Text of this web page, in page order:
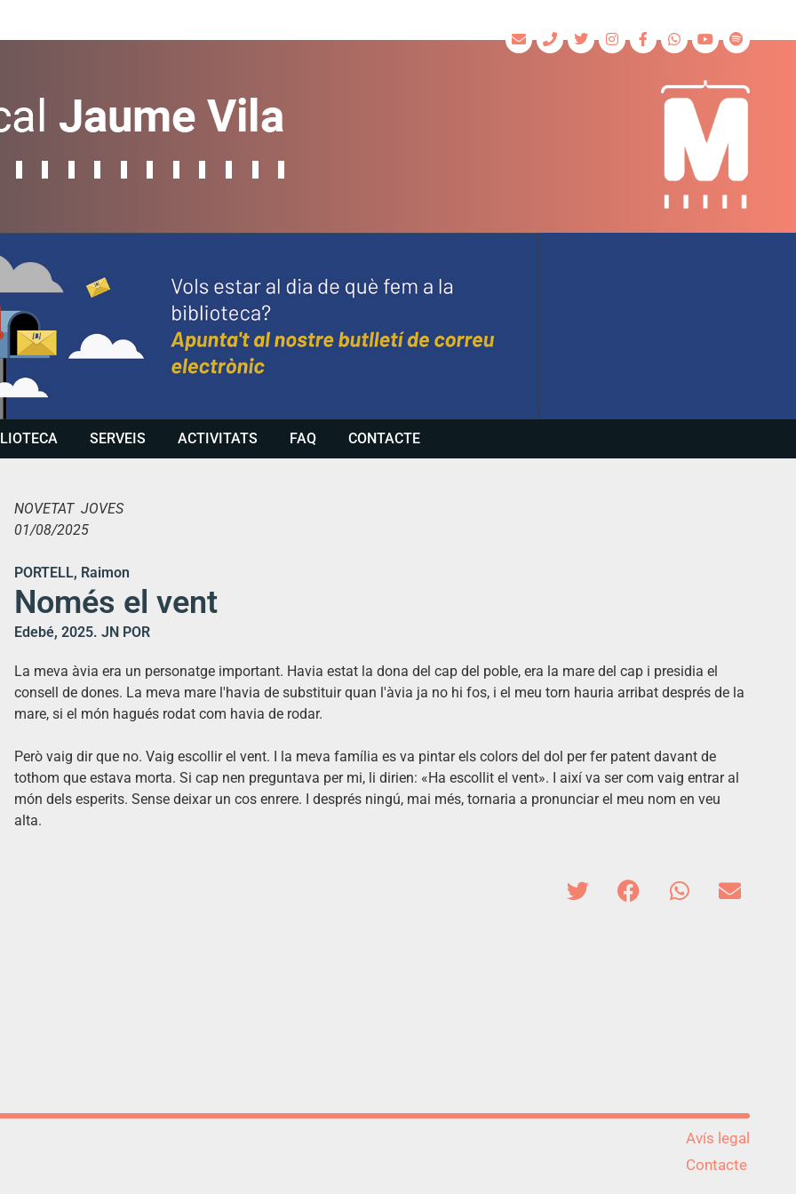
SERVEIS ACTIVITATS FAQ CONTACTE
NOVETAT JOVES
01/08/2025
PORTELL, Raimon
Només el vent
Edebé, 2025. JN POR
La meva àvia era un personatge important. Havia estat la dona del cap del poble, era la mare del cap i presidia el
consell de dones. La meva mare l'havia de substituir quan l'àvia ja no hi fos, i el meu torn hauria arribat després de la
mare, si el món hagués rodat com havia de rodar.
Però vaig dir que no. Vaig escollir el vent. I la meva família es va pintar els colors del dol per fer patent davant de
tothom que estava morta. Si cap nen preguntava per mi, li dirien: «Ha escollit el vent». I així va ser com vaig entrar al
món dels esperits. Sense deixar un cos enrere. I després ningú, mai més, tornaria a pronunciar el meu nom en veu
alta.
Avís legal
Contacte